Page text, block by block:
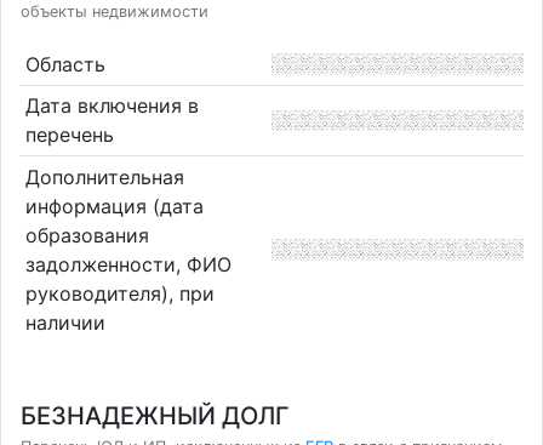
объекты недвижимости
Область
Дата включения в
перечень
Дополнительная
информация (дата
образования
задолженности, ФИО
руководителя), при
наличии
БЕЗНАДЕЖНЫЙ ДОЛГ